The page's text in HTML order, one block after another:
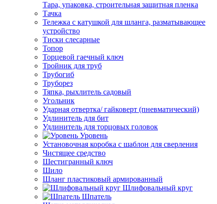
Тара, упаковка, строительная защитная пленка
Тачка
Тележка с катушкой для шланга, разматывающее
устройство
Тиски слесарные
Топор
Торцевой гаечный ключ
Тройник для труб
Трубогиб
Труборез
Тяпка, рыхлитель садовый
Угольник
Ударная отвертка/ гайковерт (пневматический)
Удлинитель для бит
Удлинитель для торцовых головок
Уровень
Установочная коробка с шаблон для сверления
Чистящее средство
Шестигранный ключ
Шило
Шланг пластиковый армированный
Шлифовальный круг
Шпатель